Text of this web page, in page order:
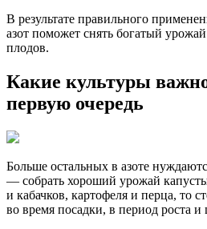
В результате правильного
азот поможет снять богатый
плодов.
Какие культуры
первую очередь
Больше остальных в азоте
— собрать хороший урожай
и кабачков, картофеля и перца, то
во время посадки, в период роста и